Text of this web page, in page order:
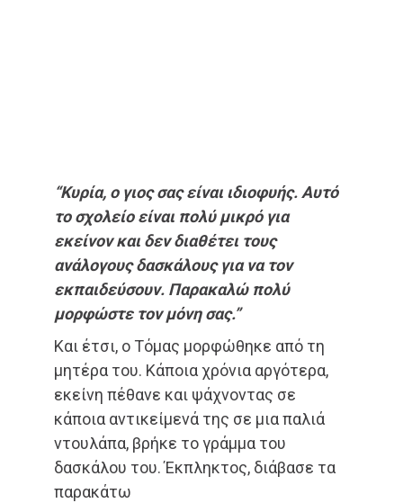
“Κυρία, ο γιος σας είναι ιδιοφυής. Αυτό
το σχολείο είναι πολύ μικρό για
εκείνον και δεν διαθέτει τους
ανάλογους δασκάλους για να τον
εκπαιδεύσουν. Παρακαλώ πολύ
μορφώστε τον μόνη σας.”
Και έτσι, ο Τόμας μορφώθηκε από τη
μητέρα του. Κάποια χρόνια αργότερα,
εκείνη πέθανε και ψάχνοντας σε
κάποια αντικείμενά της σε μια παλιά
ντουλάπα, βρήκε το γράμμα του
δασκάλου του. Έκπληκτος, διάβασε τα
παρακάτω